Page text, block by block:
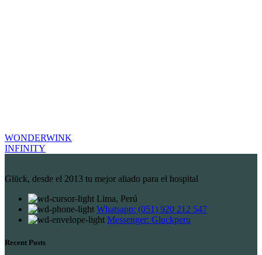
WONDERWINK
INFINITY
Glück, desde el 2013 tu mejor aliado para el hospital
Lima, Perú
Whatsapp: (051) 920 212 547
Messenger: Gluckperu
Recent Posts